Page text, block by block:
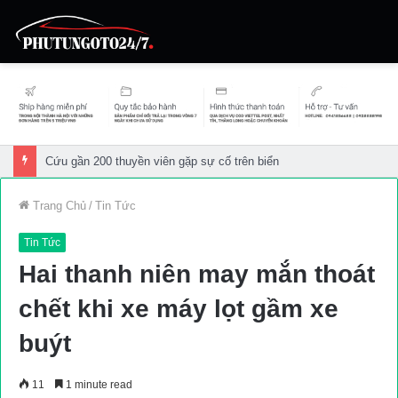
Cứu gần 200 thuyền viên gặp sự cố trên biển
Trang Chủ / Tin Tức
Tin Tức
Hai thanh niên may mắn thoát
chết khi xe máy lọt gầm xe
buýt
11 1 minute read